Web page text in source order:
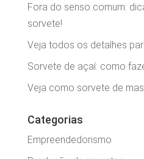
Fora do senso comum:
sorvete!
Veja todos os detalhes
Sorvete de açaí: como
Veja como sorvete de
Categorias
Empreendedorismo